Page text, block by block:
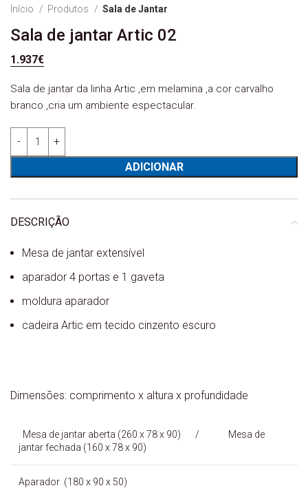
Início Produtos Sala de Jantar
Sala de jantar Artic 02
1.937€
Sala de jantar da linha Artic ,em melamina ,a cor carvalho
branco ,cria um ambiente espectacular.
ADICIONAR
DESCRIÇÃO
Mesa de jantar extensível
aparador 4 portas e 1 gaveta
moldura aparador
cadeira Artic em tecido cinzento escuro
Dimensões: comprimento x altura x profundidade
Mesa de jantar aberta (260 x 78 x 90) / Mesa de
jantar fechada (160 x 78 x 90)
Aparador (180 x 90 x 50)